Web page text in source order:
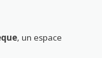
, un espace